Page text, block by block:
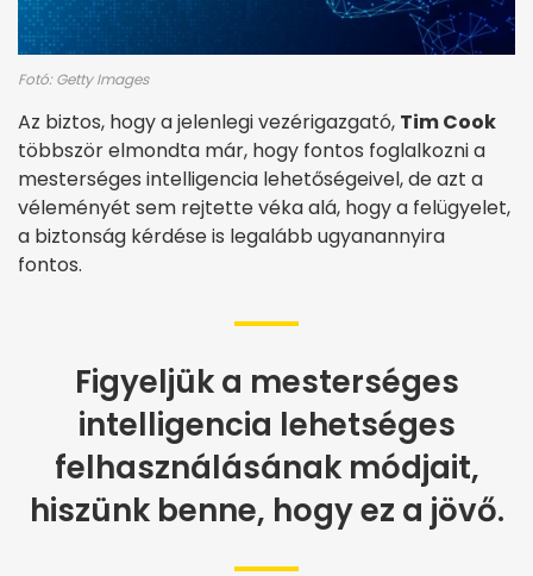
Fotó: Getty Images
Az biztos, hogy a jelenlegi vezérigazgató, Tim Cook
többször elmondta már, hogy fontos foglalkozni a
mesterséges intelligencia lehetőségeivel, de azt a
véleményét sem rejtette véka alá, hogy a felügyelet,
a biztonság kérdése is legalább ugyanannyira
fontos.
Figyeljük a mesterséges
intelligencia lehetséges
felhasználásának módjait,
hiszünk benne, hogy ez a jövő.